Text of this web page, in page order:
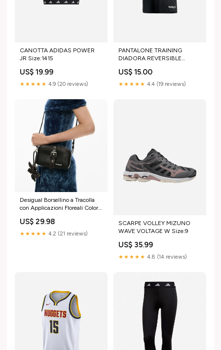
CANOTTA ADIDAS POWER
JR Size:1415
US$ 19.99
★★★★★ 4.9 (20 reviews)
PANTALONE TRAINING
DIADORA REVERSIBLE
US$ 15.00
★★★★★ 4.4 (19 reviews)
Desigual Borsellino a Tracolla
con Applicazioni Floreali Colore
US$ 29.98
★★★★★ 4.2 (21 reviews)
SCARPE VOLLEY MIZUNO
WAVE VOLTAGE W Size:9
US$ 35.99
★★★★★ 4.8 (14 reviews)